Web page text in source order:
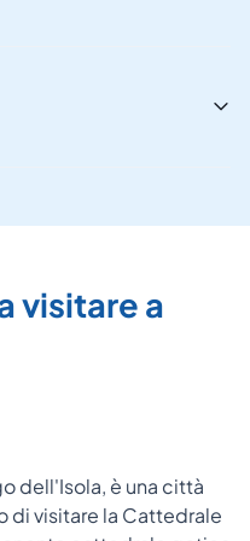
visitare a
dell'Isola, è una città
di visitare la Cattedrale